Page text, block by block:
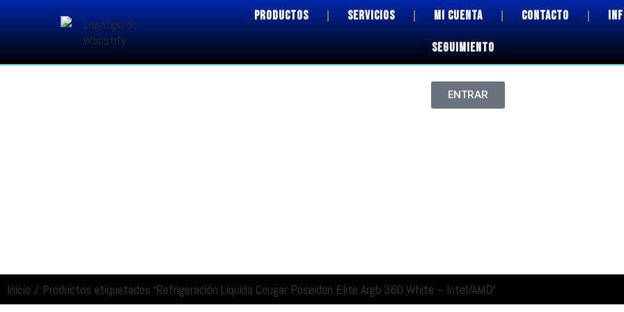
PRODUCTOS SERVICIOS MI CUENTA CONTACTO
SEGUIMIENTO
ENTRAR
Inicio / Productos etiquetados “Refrigeración Líquida Cougar Poseidon Elite Argb 360 White – Intel/AMD”